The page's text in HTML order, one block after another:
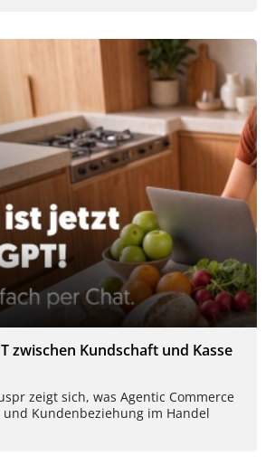
zwischen Kundschaft und Kasse
zeigt sich, was Agentic Commerce
Kundenbeziehung im Handel